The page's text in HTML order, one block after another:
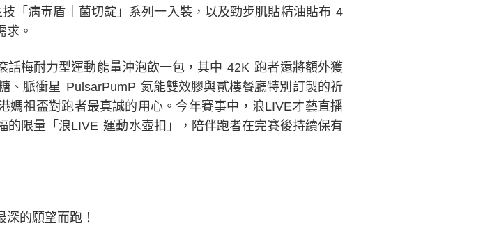
「病毒盾｜菌切錠」系列一入裝，以及勁步肌貼精油貼布 4
求。
梅耐力型運動能量沖泡飲一包，其中 42K 跑者還將額外獲
、脈衝星 PulsarPumP 氮能雙效膠與貳樓餐廳特別訂製的祈
媽祖盃對跑者最真誠的用心。今年賽事中，浪LIVE才藝直播
限量「浪LIVE 運動水壺扣」，陪伴跑者在完賽後持續保有
的願望而跑！